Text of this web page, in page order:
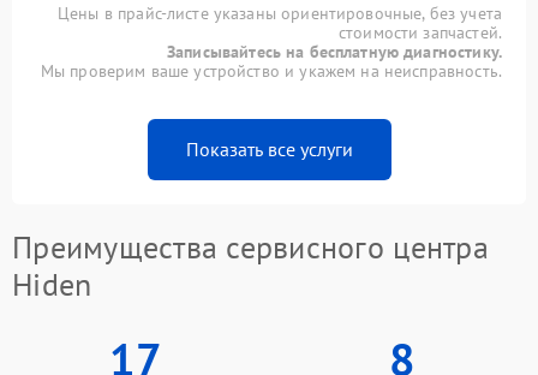
Цены в прайс-листе указаны ориентировочные, без учета
стоимости запчастей.
Записывайтесь на бесплатную диагностику.
Мы проверим ваше устройство и укажем на неисправность.
Показать все услуги
Преимущества сервисного центра
Hiden
17 8